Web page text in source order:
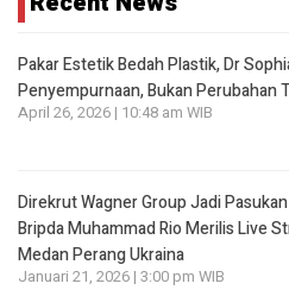
Pakar Estetik Bedah Plastik, Dr
Penyempurnaan, Bukan Perubahan
April 26, 2026 | 10:48 am WIB
Direkrut Wagner Group Jadi
Bripda Muhammad Rio Merilis Live
Medan Perang Ukraina
Januari 21, 2026 | 3:00 pm WIB